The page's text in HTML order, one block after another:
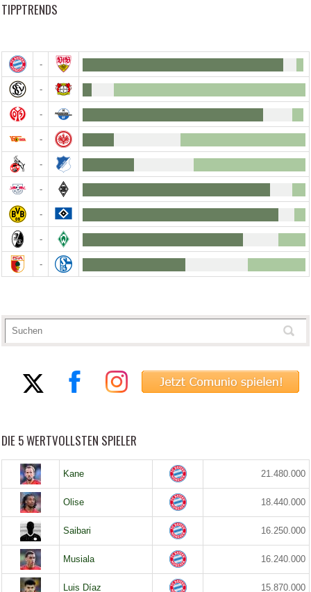
TIPPTRENDS
-
-
-
-
-
-
-
-
-
DIE 5 WERTVOLLSTEN SPIELER
Kane 21.480.000
Olise 18.440.000
Saibari 16.250.000
Musiala 16.240.000
Luis Díaz 15.870.000